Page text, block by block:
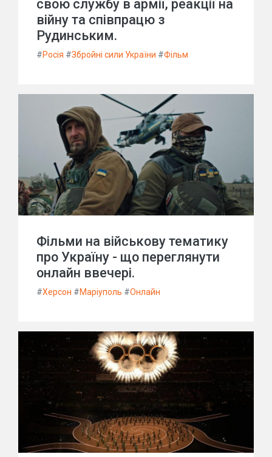
свою службу в армії, реакції на
війну та співпрацю з
Рудинським.
#Росія #Збройні сили України #Фільм
Фільми на військову тематику
про Україну - що переглянути
онлайн ввечері.
#Херсон #Маріуполь #Онлайн